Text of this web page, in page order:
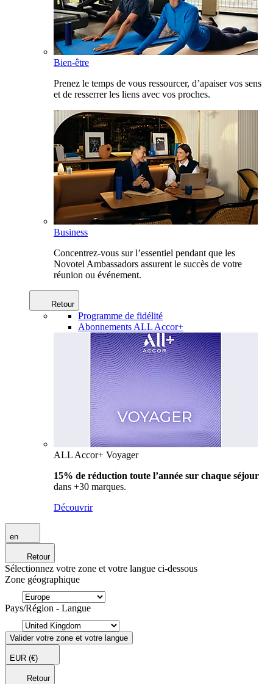
Bien-être
Prenez le temps de vous ressourcer, d’apaiser vos sens
et de resserrer les liens avec vos proches.
Business
Concentrez-vous sur l’essentiel pendant que les
Novotel Ambassadors assurent le succès de votre
réunion ou événement.
Retour
Programme de fidélité
Abonnements ALL Accor+
ALL Accor+ Voyager
15% de réduction toute l’année sur chaque séjour
dans +30 marques.
Découvrir
en
Retour
Sélectionnez votre zone et votre langue ci-dessous
Zone géographique
Pays/Région - Langue
Valider votre zone et votre langue
EUR (€)
Retour